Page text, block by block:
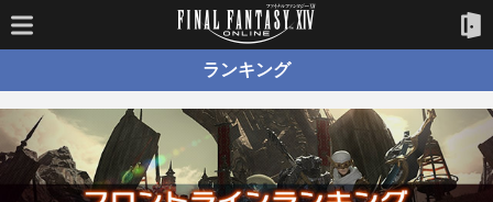
ランキング